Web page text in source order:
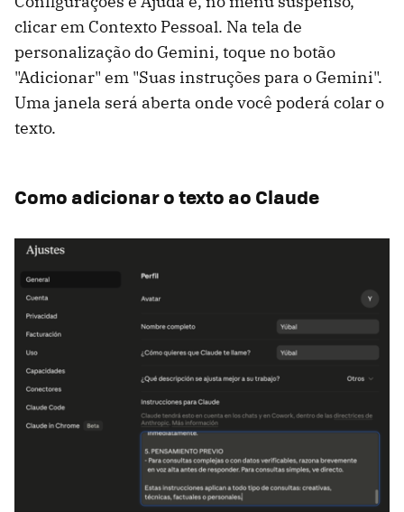
clicar em Contexto Pessoal. Na tela de
personalização do Gemini, toque no botão
"Adicionar" em "Suas instruções para o Gemini".
Uma janela será aberta onde você poderá colar o
texto.
Como adicionar o texto ao Claude